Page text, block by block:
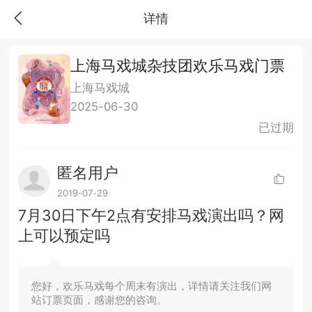
详情
上海马戏城杂技团欢乐马戏门票
上海马戏城
2025-06-30
已过期
匿名用户
2019-07-29
7月30日下午2点有安排马戏演出吗？网
上可以预定吗
您好，欢乐马戏每个周末有演出，详情请关注我们网
站订票页面，感谢您的咨询。